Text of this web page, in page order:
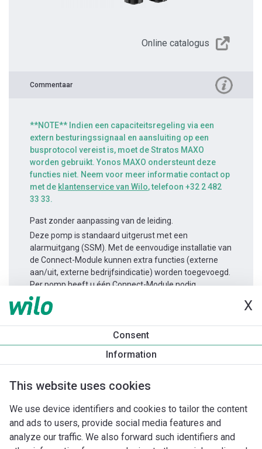
X
Consent
Information
This website uses cookies
We use device identifiers and cookies to tailor the content
and ads to users, provide social media features and
analyze our traffic. We also forward such identifiers and
Online catalogus
Commentaar
**NOTE** Indien een capaciteitsregeling via een
extern besturingssignaal en aansluiting op een
busprotocol vereist is, moet de Stratos MAXO
worden gebruikt. Yonos MAXO ondersteunt deze
functies niet. Neem voor meer informatie contact op
met de klantenservice van Wilo, telefoon +32 2 482
33 33.
Past zonder aanpassing van de leiding.
Deze pomp is standaard uitgerust met een
alarmuitgang (SSM). Met de eenvoudige installatie van
de Connect-Module kunnen extra functies (externe
aan/uit, externe bedrijfsindicatie) worden toegevoegd.
Per pomp heeft u één Connect-Module nodig.
Productinformatie